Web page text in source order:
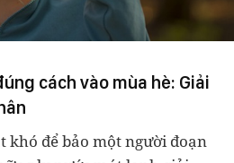
cách vào mùa hè: Giải
khó để bảo một người đoạn